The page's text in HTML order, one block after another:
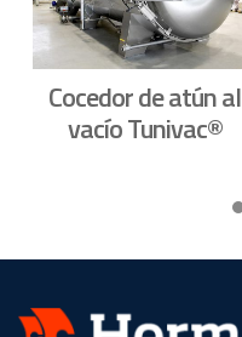
Cocedor de atún al
vacío Tunivac®